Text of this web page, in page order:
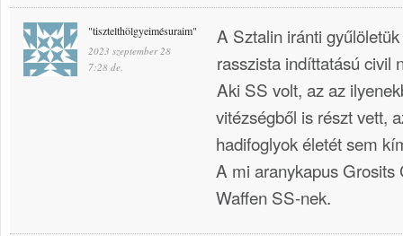
"tisztelthölgyeimésuraim"
2023 szeptember 28
7:28 de.
A Sztalin iránti
rasszista indíttatású civil
Aki SS volt, az az
vitézségből is részt vett,
hadifoglyok életét sem
A mi aranykapus Grosits
Waffen SS-nek.